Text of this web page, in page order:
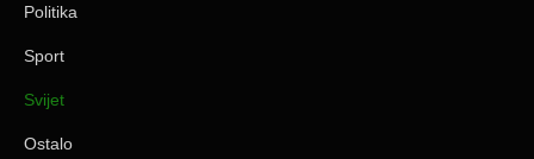
Politika
Sport
Svijet
Ostalo